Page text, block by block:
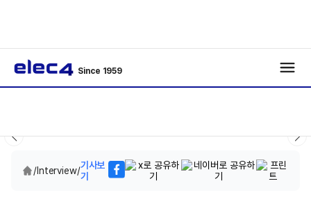
Since 1959
/Interview/기사보
기